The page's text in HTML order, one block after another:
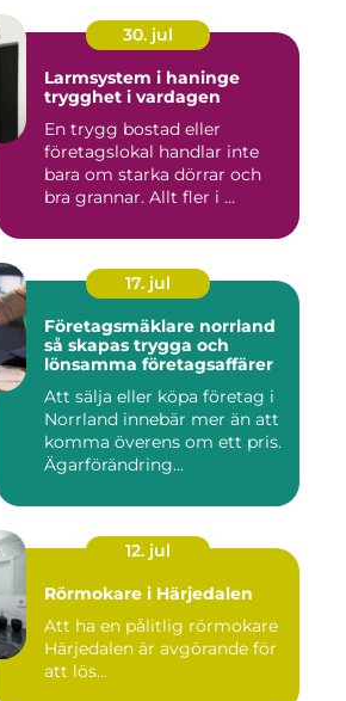
30. jul
Larmsystem i haninge
trygghet i vardagen
En trygg bostad eller
företagslokal handlar inte
bara om starka dörrar och
bra grannar. Allt fler i ...
17. jul
Företagsmäklare norrland
så skapas trygga och
lönsamma företagsaffärer
Att sälja eller köpa företag i
Norrland innebär mer än att
komma överens om ett pris.
Ägarförändring...
12. jul
Rörmokare i Härjedalen
Att ha en pålitlig rörmokare
Härjedalen är avgörande för
att lös...